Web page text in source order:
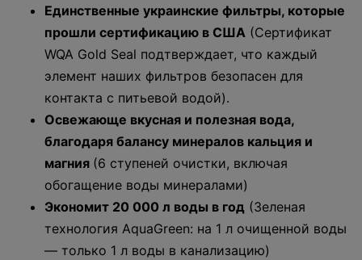
Единственные украинские фильтры, которые
прошли сертификацию в США (Сертификат
WQA Gold Seal подтверждает, что каждый
элемент наших фильтров безопасен для
контакта с питьевой водой).
Освежающе вкусная и полезная вода,
благодаря балансу минералов кальция и
магния (6 ступеней очистки, включая
обогащение воды минералами)
Экономит 20 000 л воды в год (Зеленая
технология AquaGreen: на 1 л очищенной воды
— только 1 л воды в канализацию)